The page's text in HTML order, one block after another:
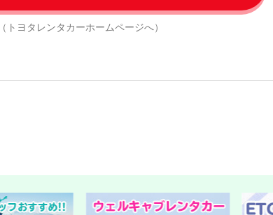
（トヨタレンタカーホームページへ）